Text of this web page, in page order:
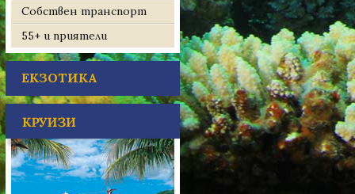
Собствен транспорт
55+ и приятели
ЕКЗОТИКА